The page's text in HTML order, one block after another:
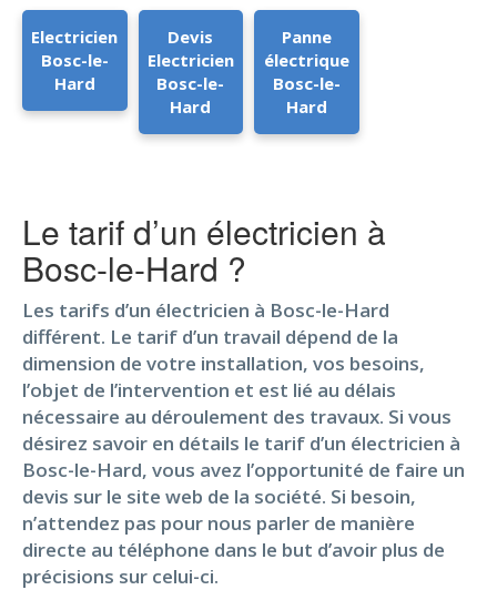
Electricien
Bosc-le-
Hard
Devis
Electricien
Bosc-le-
Hard
Panne
électrique
Bosc-le-
Hard
Le tarif d’un électricien à
Bosc-le-Hard ?
Les tarifs d’un électricien à Bosc-le-Hard
différent. Le tarif d’un travail dépend de la
dimension de votre installation, vos besoins,
l’objet de l’intervention et est lié au délais
nécessaire au déroulement des travaux. Si vous
désirez savoir en détails le tarif d’un électricien à
Bosc-le-Hard, vous avez l’opportunité de faire un
devis sur le site web de la société. Si besoin,
n’attendez pas pour nous parler de manière
directe au téléphone dans le but d’avoir plus de
précisions sur celui-ci.